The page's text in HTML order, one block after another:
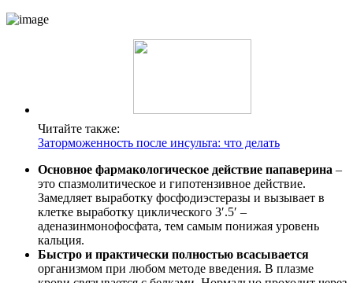
Читайте также:
Заторможенность после инсульта: что делать
Основное фармакологическое действие папаверина –
это спазмолитическое и гипотензивное действие.
Замедляет выработку фосфодиэстеразы и вызывает в
клетке выработку циклического 3′.5′ –
аденазинмонофосфата, тем самым понижая уровень
кальция.
Быстро и практически полностью всасывается
организмом при любом методе введения. В плазме